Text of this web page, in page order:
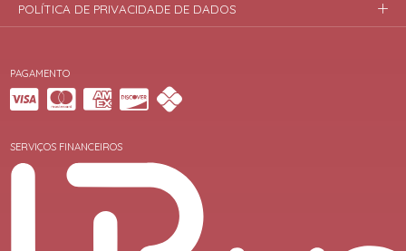
PAGAMENTO
SERVIÇOS FINANCEIROS
POLÍTICA DE PRIVACIDADE DE DADOS